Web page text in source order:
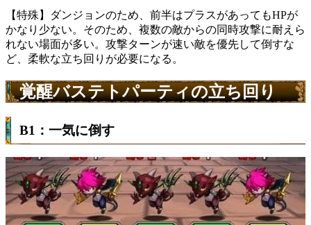
【特殊】ダンジョンのため、前半はプラスがあってもHPが
かなり少ない。そのため、複数の敵からの同時攻撃に耐えら
れない場面が多い。攻撃ターンが速い敵を優先して倒すな
ど、柔軟な立ち回りが必要になる。
覚醒バステトパーティの立ち回り
B1：一気に倒す